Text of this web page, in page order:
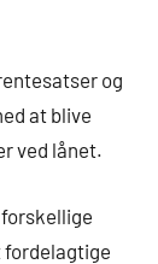
og
at blive
ved lånet.
fordelagtige